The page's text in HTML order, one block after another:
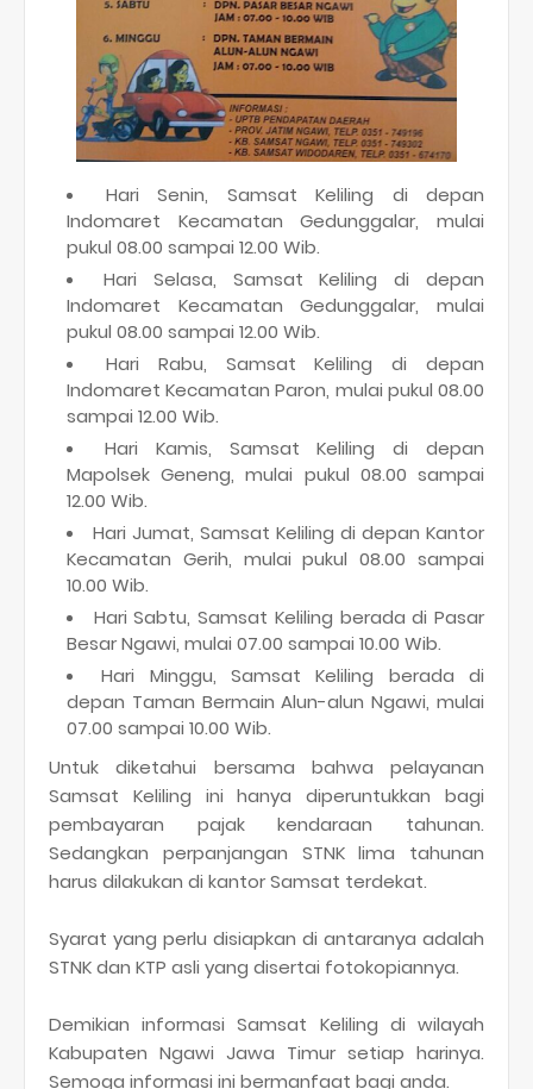
Hari Senin, Samsat Keliling di depan
Indomaret Kecamatan Gedunggalar, mulai
pukul 08.00 sampai 12.00 Wib.
Hari Selasa, Samsat Keliling di depan
Indomaret Kecamatan Gedunggalar, mulai
pukul 08.00 sampai 12.00 Wib.
Hari Rabu, Samsat Keliling di depan
Indomaret Kecamatan Paron, mulai pukul 08.00
sampai 12.00 Wib.
Hari Kamis, Samsat Keliling di depan
Mapolsek Geneng, mulai pukul 08.00 sampai
12.00 Wib.
Hari Jumat, Samsat Keliling di depan Kantor
Kecamatan Gerih, mulai pukul 08.00 sampai
10.00 Wib.
Hari Sabtu, Samsat Keliling berada di Pasar
Besar Ngawi, mulai 07.00 sampai 10.00 Wib.
Hari Minggu, Samsat Keliling berada di
depan Taman Bermain Alun-alun Ngawi, mulai
07.00 sampai 10.00 Wib.
Untuk diketahui bersama bahwa pelayanan
Samsat Keliling ini hanya diperuntukkan bagi
pembayaran pajak kendaraan tahunan.
Sedangkan perpanjangan STNK lima tahunan
harus dilakukan di kantor Samsat terdekat.
Syarat yang perlu disiapkan di antaranya adalah
STNK dan KTP asli yang disertai fotokopiannya.
Demikian informasi Samsat Keliling di wilayah
Kabupaten Ngawi Jawa Timur setiap harinya.
Semoga informasi ini bermanfaat bagi anda.